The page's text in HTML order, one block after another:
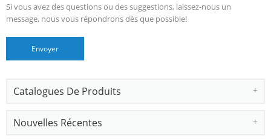
Si vous avez des questions ou des suggestions, laissez-nous un
message, nous vous répondrons dès que possible!
Catalogues De Produits
Nouvelles Récentes